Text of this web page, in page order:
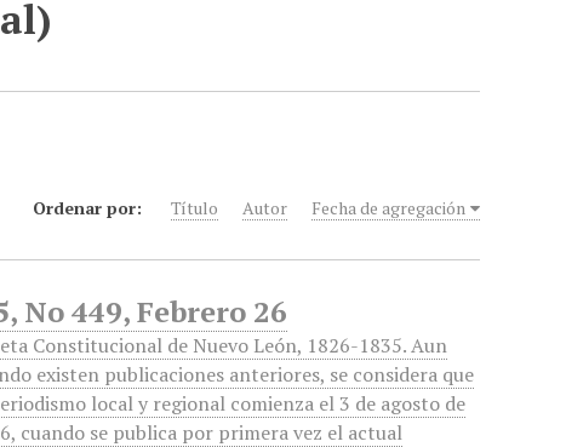
Ordenar por: Título Autor Fecha de agregación
No 449, Febrero 26
Constitucional de Nuevo León, 1826-1835. Aun
existen publicaciones anteriores, se considera que
local y regional comienza el 3 de agosto de
cuando se publica por primera vez el actual